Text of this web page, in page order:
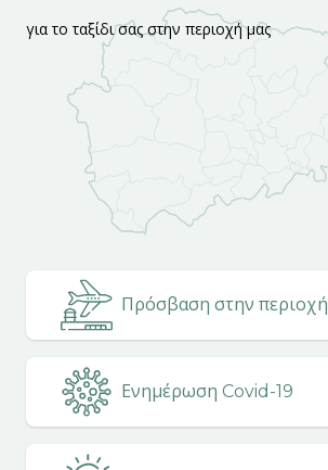
για το ταξίδι σας στην περιοχή μας
Πρόσβαση στην περιοχή
Ενημέρωση Covid-19